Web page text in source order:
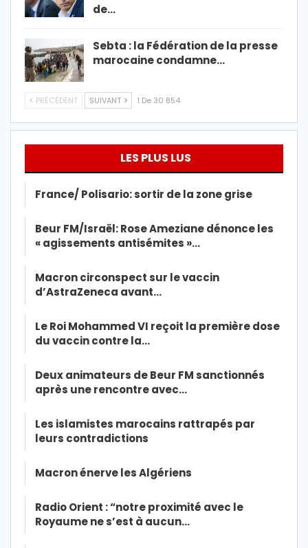
de…
Sebta : la Fédération de la presse
marocaine condamne…
PRÉCÉDENT SUIVANT 1 De 30 854
LES PLUS LUS
France/ Polisario: sortir de la zone grise
Beur FM/Israël: Rose Ameziane dénonce les
« agissements antisémites »…
Macron circonspect sur le vaccin
d’AstraZeneca avant…
Le Roi Mohammed VI reçoit la première dose
du vaccin contre la…
Deux animateurs de Beur FM sanctionnés
après une rencontre avec…
Les islamistes marocains rattrapés par
leurs contradictions
Macron énerve les Algériens
Radio Orient : “notre proximité avec le
Royaume ne s’est à aucun…